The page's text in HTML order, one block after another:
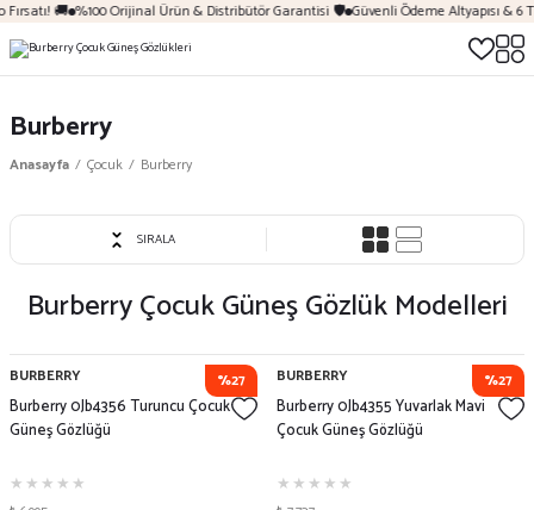
🚚 %100 Orijinal Ürün & Distribütör Garantisi 🛡️ Güvenli Ödeme Altyapısı & 6
Burberry
Anasayfa Çocuk Burberry
SIRALA
Burberry Çocuk Güneş Gözlük Modelleri
%27
BURBERRY
Burberry 0Jb4356 Turuncu Çocuk
Güneş Gözlüğü
%27
BURBERRY
Burberry 0Jb4355 Yuvarlak Mavi
Çocuk Güneş Gözlüğü